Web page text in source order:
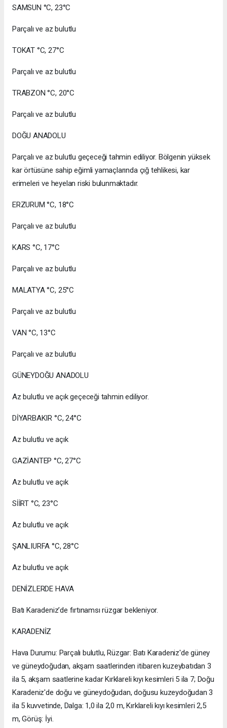
SAMSUN °C, 23°C
Parçalı ve az bulutlu
TOKAT °C, 27°C
Parçalı ve az bulutlu
TRABZON °C, 20°C
Parçalı ve az bulutlu
DOĞU ANADOLU
Parçalı ve az bulutlu geçeceği tahmin ediliyor. Bölgenin yüksek
kar örtüsüne sahip eğimli yamaçlarında çığ tehlikesi, kar
erimeleri ve heyelan riski bulunmaktadır.
ERZURUM °C, 18°C
Parçalı ve az bulutlu
KARS °C, 17°C
Parçalı ve az bulutlu
MALATYA °C, 25°C
Parçalı ve az bulutlu
VAN °C, 13°C
Parçalı ve az bulutlu
GÜNEYDOĞU ANADOLU
Az bulutlu ve açık geçeceği tahmin ediliyor.
DİYARBAKIR °C, 24°C
Az bulutlu ve açık
GAZİANTEP °C, 27°C
Az bulutlu ve açık
SİİRT °C, 23°C
Az bulutlu ve açık
ŞANLIURFA °C, 28°C
Az bulutlu ve açık
DENİZLERDE HAVA
Batı Karadeniz’de fırtınamsı rüzgar bekleniyor.
KARADENİZ
Hava Durumu: Parçalı bulutlu, Rüzgar: Batı Karadeniz'de güney
ve güneydoğudan, akşam saatlerinden itibaren kuzeybatıdan 3
ila 5, akşam saatlerine kadar Kırklareli kıyı kesimleri 5 ila 7; Doğu
Karadeniz'de doğu ve güneydoğudan, doğusu kuzeydoğudan 3
ila 5 kuvvetinde, Dalga: 1,0 ila 2,0 m, Kırklareli kıyı kesimleri 2,5
m, Görüş: İyi.